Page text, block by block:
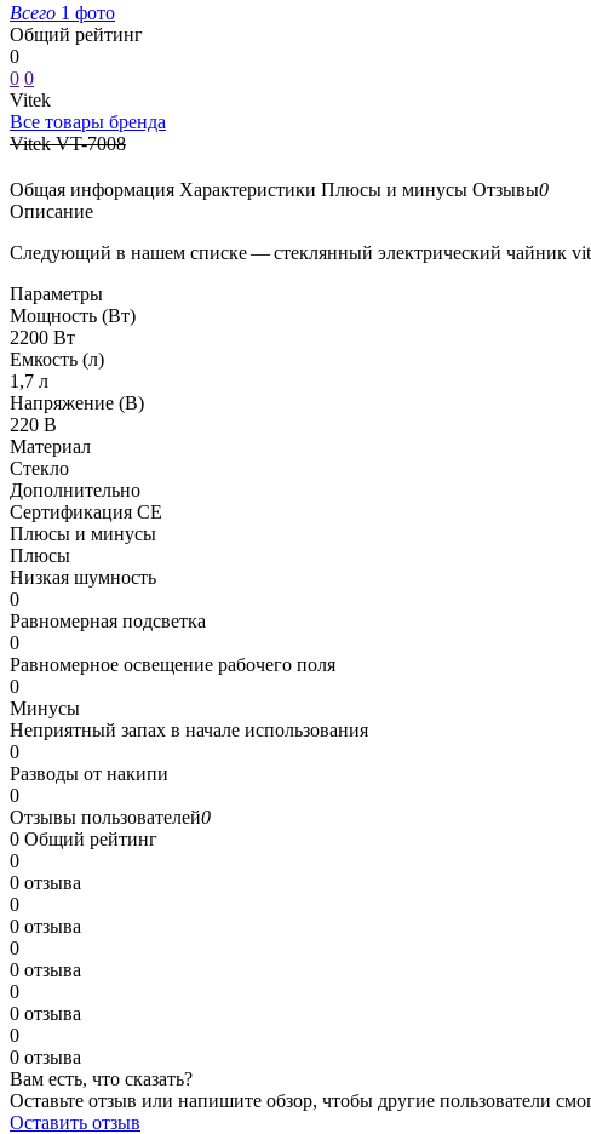
Всего 1 фото
Общий рейтинг
0
0 0
Vitek
Все товары бренда
Vitek VT-7008
Общая информация Характеристики Плюсы и минусы Отзывы0
Описание
Следующий в нашем списке — стеклянный электрический чайник
Параметры
Мощность (Вт)
2200 Вт
Емкость (л)
1,7 л
Напряжение (В)
220 В
Материал
Стекло
Дополнительно
Сертификация СЕ
Плюсы и минусы
Плюсы
Низкая шумность
0
Равномерная подсветка
0
Равномерное освещение рабочего поля
0
Минусы
Неприятный запах в начале использования
0
Разводы от накипи
0
Отзывы пользователей0
0 Общий рейтинг
0
0 отзыва
0
0 отзыва
0
0 отзыва
0
0 отзыва
0
0 отзыва
Вам есть, что сказать?
Оставьте отзыв или напишите обзор, чтобы другие пользователи
Оставить отзыв